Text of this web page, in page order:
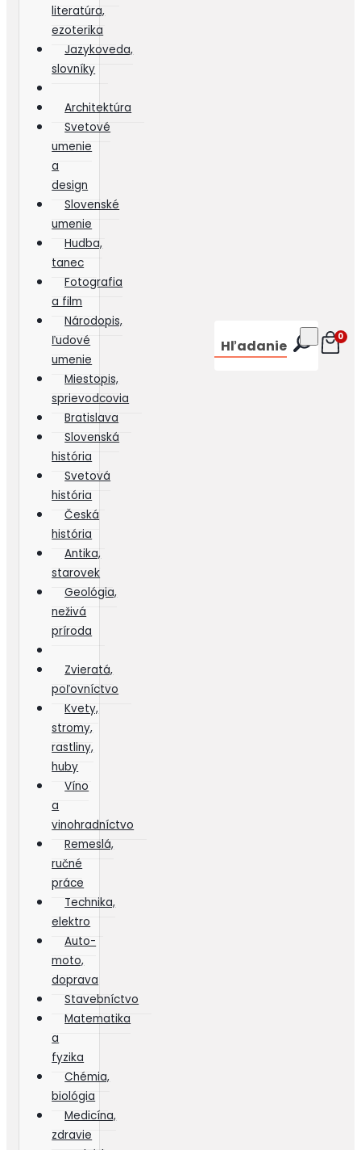
literatúra,
ezoterika
Jazykoveda,
slovníky
Architektúra
Svetové
umenie
a
design
Slovenské
umenie
Hudba,
tanec
Fotografia
a film
Národopis,
ľudové
umenie
Miestopis,
sprievodcovia
Bratislava
Slovenská
história
Svetová
história
Česká
história
Antika,
starovek
Geológia,
neživá
príroda
Zvieratá,
poľovníctvo
Kvety,
stromy,
rastliny,
huby
Víno
a
vinohradníctvo
Remeslá,
ručné
práce
Technika,
elektro
Auto-
moto,
doprava
Stavebníctvo
Matematika
a
fyzika
Chémia,
biológia
Medicína,
zdravie
Hľadanie 0